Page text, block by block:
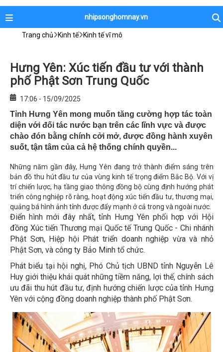
nhipsonghomnay.vn
Trang chủ Kinh tế Kinh tế vĩ mô
Hưng Yên: Xúc tiến đầu tư với thành
phố Phật Sơn Trung Quốc
17:06 - 15/09/2025
Tỉnh Hưng Yên mong muốn tăng cường hợp tác toàn
diện với đối tác nước bạn trên các lĩnh vực và được
chào đón bằng chính cởi mở, được đồng hành xuyên
suốt, tận tâm của cả hệ thống chính quyền...
Những năm gần đây, Hưng Yên đang trở thành điểm sáng trên
bản đồ thu hút đầu tư của vùng kinh tế trọng điểm Bắc Bộ. Với vị
trí chiến lược, hạ tầng giao thông đồng bộ cùng định hướng phát
triển công nghiệp rõ ràng, hoạt động xúc tiến đầu tư, thương mại,
quảng bá hình ảnh tỉnh được đẩy mạnh ở cả trong và ngoài nước.
Điển hình mới đây nhất, tỉnh Hưng Yên phối hợp với Hội
đồng Xúc tiến Thương mại Quốc tế Trung Quốc - Chi nhánh
Phật Sơn, Hiệp hội Phát triển doanh nghiệp vừa và nhỏ
Phật Sơn, và công ty Bảo Minh tổ chức.
Phát biểu tại hội nghị, Phó Chủ tịch UBND tỉnh Nguyễn Lê
Huy giới thiệu khái quát những tiềm năng, lợi thế, chính sách
ưu đãi thu hút đầu tư, định hướng chiến lược của tỉnh Hưng
Yên với cộng đồng doanh nghiệp thành phố Phật Sơn.